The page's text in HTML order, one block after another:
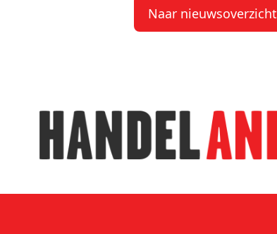
Naar nieuwsoverzicht